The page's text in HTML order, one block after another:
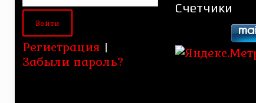
Регистрация |
Забыли пароль?
Счетчики